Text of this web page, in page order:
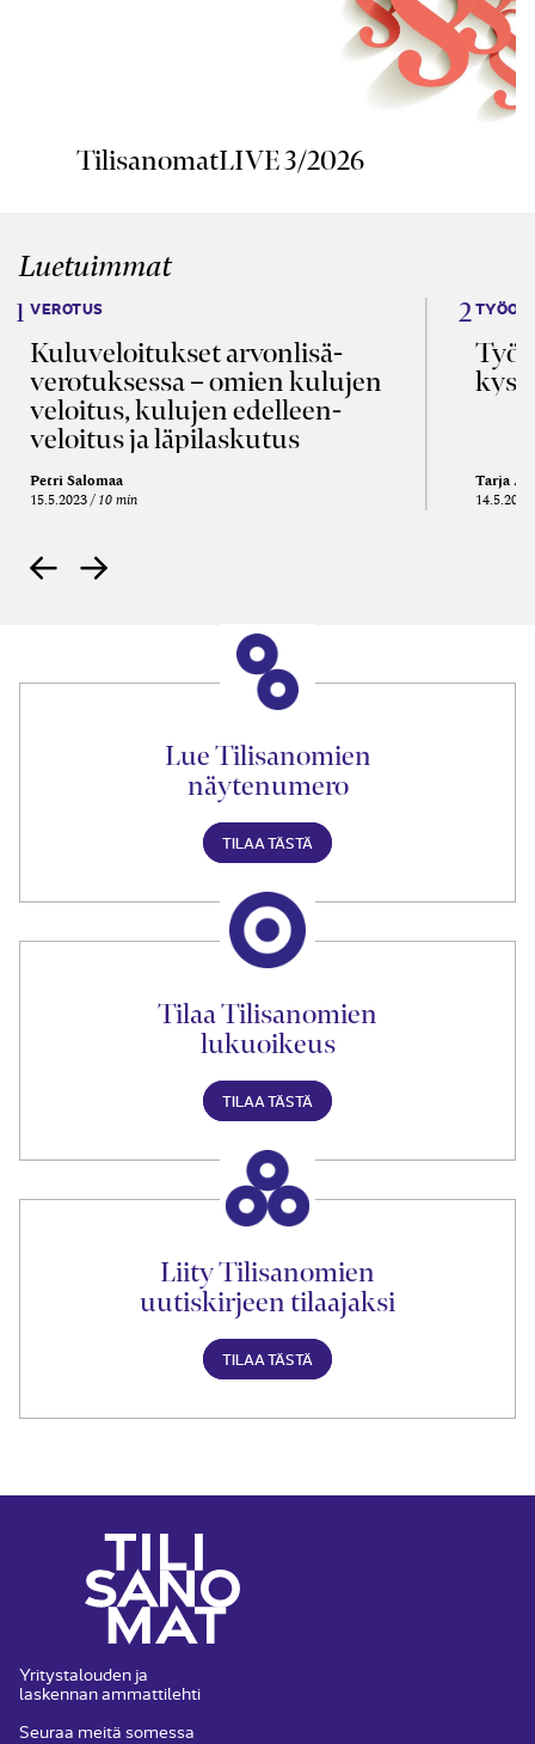
TilisanomatLIVE 3/2026
Luetuimmat
VEROTUS
Kulu­veloitukset arvon­lisä­
verotuksessa – omien kulujen
veloitus, kulujen edelleen­
veloitus ja läpi­laskutus
Petri Salomaa
15.5.2023 10 min
Tarja
14.5.2021
Lue Tilisanomien
näytenumero
TILAA TÄSTÄ
Tilaa Tilisanomien
lukuoikeus
TILAA TÄSTÄ
Liity Tilisanomien
uutiskirjeen tilaajaksi
TILAA TÄSTÄ
Yritystalouden ja
laskennan ammattilehti
Seuraa meitä somessa